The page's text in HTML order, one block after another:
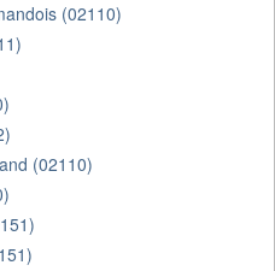
(02110)
(02110)